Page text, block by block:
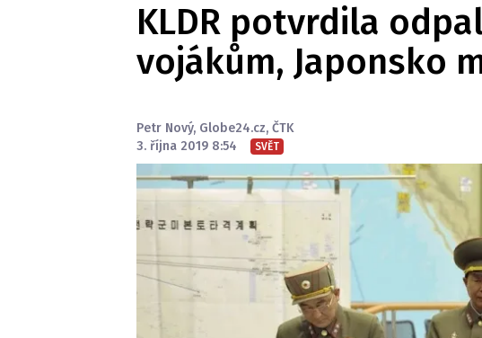
KLDR potvrdila
vojákům, Japonsko
Petr Nový, Globe24.cz, ČTK
3. října 2019 8:54
SVĚT